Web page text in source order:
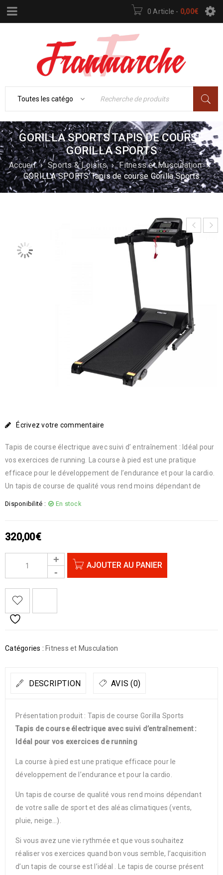
0 Article - 0,00€
GORILLA SPORTS TAPIS DE COURSE
GORILLA SPORTS
Accueil › Sports & Loisirs › Fitness et Musculation ›
GORILLA SPORTS Tapis de course Gorilla Sports
Écrivez votre commentaire
Tapis de course électrique avec suivi d’ entraînement : Idéal pour
vos exercices de running. La course à pied est une pratique
efficace pour le développement de l’endurance et pour la cardio.
Un tapis de course de qualité vous rend moins dépendant de
Disponibilité : En stock
320,00€
AJOUTER AU PANIER
Catégories : Fitness et Musculation
DESCRIPTION AVIS (0)
Présentation produit : Tapis de course Gorilla Sports
Tapis de course électrique avec suivi d’entraînement :
Idéal pour vos exercices de running
La course à pied est une pratique efficace pour le
développement de l’endurance et pour la cardio.
Un tapis de course de qualité vous rend moins dépendant
de votre salle de sport et des aléas climatiques (vents,
pluie, neige…).
Si vous avez une vie rythmée et que vous souhaitez
réaliser vos exercices quand bon vous semble, l’acquisition
d’un tapis de course est l’idéal . Le tapis de course présent